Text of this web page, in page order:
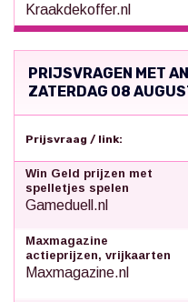
Kraakdekoffer.nl
PRIJSVRAGEN MET
ZATERDAG 08
Prijsvraag / link:
Win Geld prijzen met
spelletjes spelen
Gameduell.nl
Maxmagazine
actieprijzen, vrijkaarten
Maxmagazine.nl